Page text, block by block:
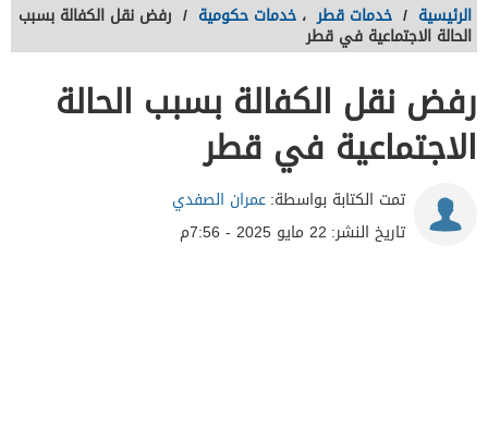
الرئيسية / خدمات قطر ، خدمات حكومية / رفض نقل الكفالة بسبب
الحالة الاجتماعية في قطر
رفض نقل الكفالة بسبب الحالة
الاجتماعية في قطر
تمت الكتابة بواسطة:عمران الصفدي
تاريخ النشر: 22 مايو 2025 - 7:56م